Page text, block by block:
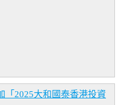
「2025大和國泰香港投資